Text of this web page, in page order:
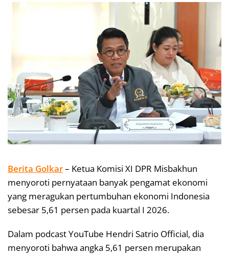
Berita Golkar– Ketua Komisi XI DPR Misbakhun
menyoroti pernyataan banyak pengamat ekonomi
yang meragukan pertumbuhan ekonomi Indonesia
sebesar 5,61 persen pada kuartal I 2026.
Dalam podcast YouTube Hendri Satrio Official, dia
menyoroti bahwa angka 5,61 persen merupakan